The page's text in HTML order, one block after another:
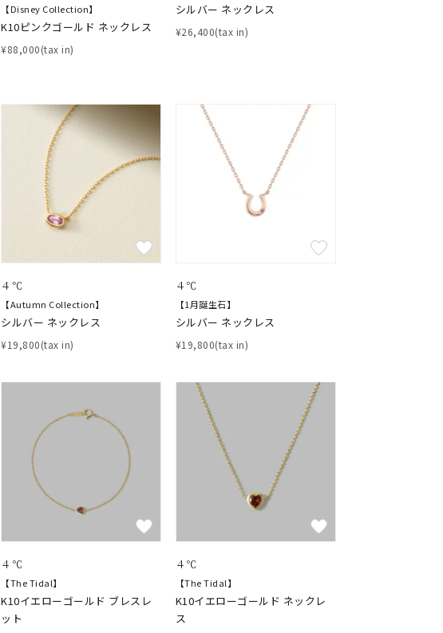
【Disney Collection】
K10ピンクゴールド ネックレス
¥88,000(tax in)
シルバー ネックレス
¥26,400(tax in)
４℃
【Autumn Collection】
シルバー ネックレス
¥19,800(tax in)
４℃
【1月誕生石】
シルバー ネックレス
¥19,800(tax in)
４℃
【The Tidal】
K10イエローゴールド ブレスレ
ット
４℃
【The Tidal】
K10イエローゴールド ネックレ
ス